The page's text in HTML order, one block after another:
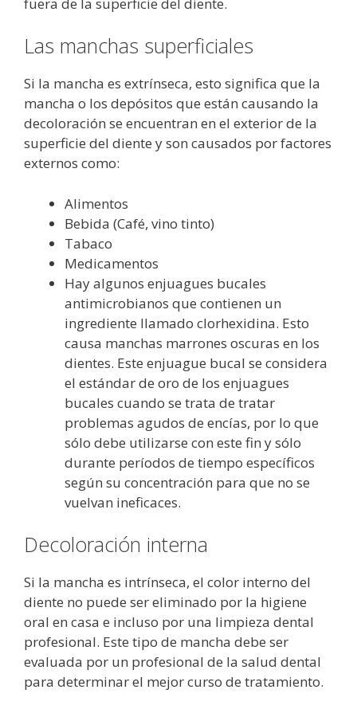
Las manchas superficiales
Si la mancha es extrínseca, esto significa que la
mancha o los depósitos que están causando la
decoloración se encuentran en el exterior de la
superficie del diente y son causados por factores
externos como:
Alimentos
Bebida (Café, vino tinto)
Tabaco
Medicamentos
Hay algunos enjuagues bucales
antimicrobianos que contienen un
ingrediente llamado clorhexidina. Esto
causa manchas marrones oscuras en los
dientes. Este enjuague bucal se considera
el estándar de oro de los enjuagues
bucales cuando se trata de tratar
problemas agudos de encías, por lo que
sólo debe utilizarse con este fin y sólo
durante períodos de tiempo específicos
según su concentración para que no se
vuelvan ineficaces.
Decoloración interna
Si la mancha es intrínseca, el color interno del
diente no puede ser eliminado por la higiene
oral en casa e incluso por una limpieza dental
profesional. Este tipo de mancha debe ser
evaluada por un profesional de la salud dental
para determinar el mejor curso de tratamiento.